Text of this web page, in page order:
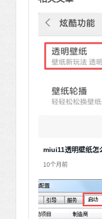
miui11透明壁纸怎
10个月前